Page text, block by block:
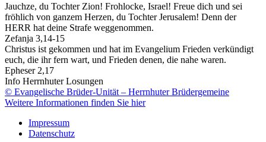
Jauchze, du Tochter Zion! Frohlocke, Israel! Freue dich und sei
fröhlich von ganzem Herzen, du Tochter Jerusalem! Denn der
HERR hat deine Strafe weggenommen.
Zefanja 3,14-15
Christus ist gekommen und hat im Evangelium Frieden verkündigt
euch, die ihr fern wart, und Frieden denen, die nahe waren.
Epheser 2,17
Info Herrnhuter Losungen
© Evangelische Brüder-Unität – Herrnhuter Brüdergemeine
Weitere Informationen finden Sie hier
Impressum
Datenschutz